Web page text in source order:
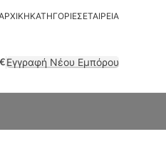
ΚΑΤΗΓΟΡΙΕΣΕΤΑΙΡΕΙΑ
€Εγγραφή Νέου Εμπόρου